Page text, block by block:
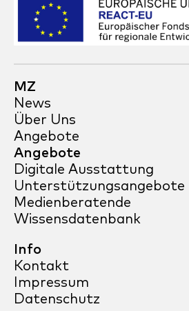
MZ
News
Über Uns
Angebote
Angebote
Digitale Ausstattung
Unterstützungsangebote
Medienberatende
Wissensdatenbank
Info
Kontakt
Impressum
Datenschutz